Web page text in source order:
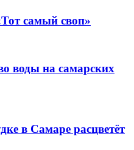
самый своп»
воды на самарских
в Самаре расцветёт